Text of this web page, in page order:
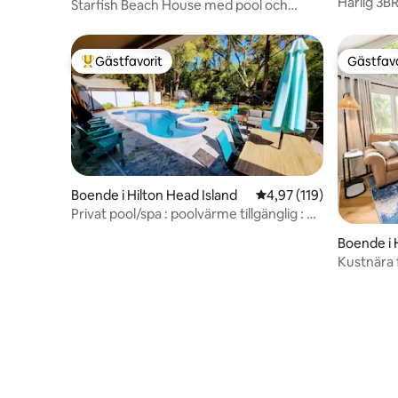
Starfish Beach House med pool och
Populär gästfavorit
Gästfavorit
Boende i Hilton Head Island 4,97 av 5 i
4,97 (119)
Privat pool/spa : poolvärme tillgänglig : Kg
Boende i
Kustnära